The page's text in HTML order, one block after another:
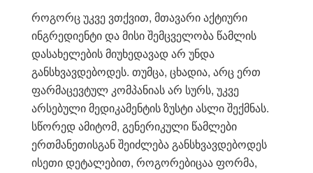
როგორც უკვე ვთქვით, მთავარი აქტიური
ინგრედიენტი და მისი შემცველობა წამლის
დასახელების მიუხედავად არ უნდა
განსხვავდებოდეს. თუმცა, ცხადია, არც ერთ
ფარმაცევტულ კომპანიას არ სურს, უკვე
არსებული მედიკამენტის ზუსტი ასლი შექმნას.
სწორედ ამიტომ, გენერიკული წამლები
ერთმანეთისგან შეიძლება განსხვავდებოდეს
ისეთი დეტალებით, როგორებიცაა ფორმა,